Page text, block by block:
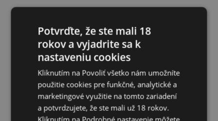
Potvrďte, že ste mali 18
rokov a vyjadrite sa k
nastaveniu cookies
Kliknutím na Povoliť všetko nám umožníte
použitie cookies pre funkčné, analytické a
marketingové využitie na tomto zariadení
a potvrdzujete, že ste mali už 18 rokov.